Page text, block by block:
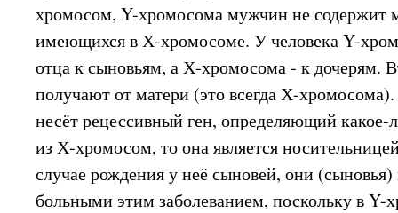
хромосом, Y-хромосома мужчин не содержит
имеющихся в Х-хромосоме. У человека Y-
отца к сыновьям, а Х-хромосома - к дочерям.
получают от матери (это всегда Х-
несёт рецессивный ген, определяющий какое-
из Х-хромосом, то она является
случае рождения у неё сыновей, они (сыновья)
больными этим заболеванием, поскольку в